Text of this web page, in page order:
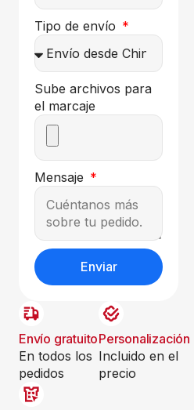
Tipo de envío
Sube archivos para
el marcaje
Mensaje
Enviar
Envío gratuito
En todos los
pedidos
Personalización
Incluido en el
precio